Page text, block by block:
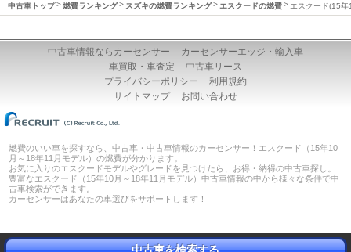
中古車トップ 燃費ランキング スズキの燃費ランキング エスクードの燃費 エスクード(15
中古車情報ならカーセンサー
カーセンサーエッジ・輸入車
車買取・車査定
中古車リース
プライバシーポリシー
利用規約
サイトマップ
お問い合わせ
燃費のいい車を探すなら、中古車・中古車情報のカーセンサー！エスクード（15年10
月～18年11月モデル）の燃費が分かります。
お気に入りのエスクードモデルやグレードを見つけたら、お得・納得の中古車探し。
豊富なエスクード（15年10月～18年11月モデル）中古車情報の中から様々な条件で中
古車検索ができます。
カーセンサーはあなたの車選びをサポートします！